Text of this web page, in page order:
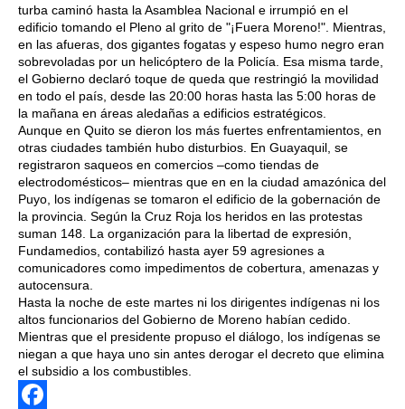
turba caminó hasta la Asamblea Nacional e irrumpió en el
edificio tomando el Pleno al grito de "¡Fuera Moreno!". Mientras,
en las afueras, dos gigantes fogatas y espeso humo negro eran
sobrevoladas por un helicóptero de la Policía. Esa misma tarde,
el Gobierno declaró toque de queda que restringió la movilidad
en todo el país, desde las 20:00 horas hasta las 5:00 horas de
la mañana en áreas aledañas a edificios estratégicos.
Aunque en Quito se dieron los más fuertes enfrentamientos, en
otras ciudades también hubo disturbios. En Guayaquil, se
registraron saqueos en comercios –como tiendas de
electrodomésticos– mientras que en en la ciudad amazónica del
Puyo, los indígenas se tomaron el edificio de la gobernación de
la provincia. Según la Cruz Roja los heridos en las protestas
suman 148. La organización para la libertad de expresión,
Fundamedios, contabilizó hasta ayer 59 agresiones a
comunicadores como impedimentos de cobertura, amenazas y
autocensura.
Hasta la noche de este martes ni los dirigentes indígenas ni los
altos funcionarios del Gobierno de Moreno habían cedido.
Mientras que el presidente propuso el diálogo, los indígenas se
niegan a que haya uno sin antes derogar el decreto que elimina
el subsidio a los combustibles.